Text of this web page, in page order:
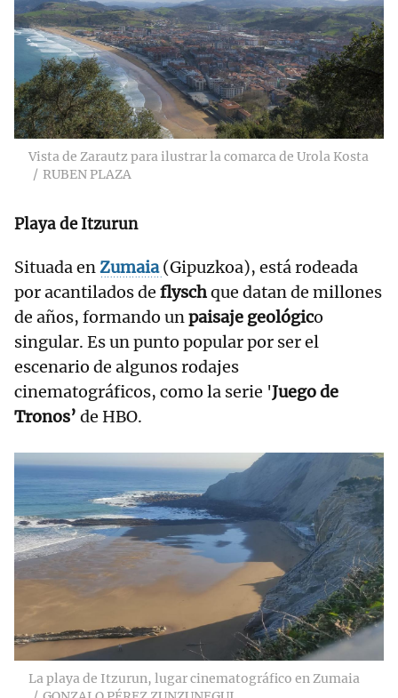
Vista de Zarautz para ilustrar la comarca de Urola Kosta
RUBEN PLAZA
Playa de Itzurun
Situada enZumaia(Gipuzkoa), está rodeada
por acantilados de flyschque datan de millones
de años, formando unpaisaje geológico
singular. Es un punto popular por ser el
escenario de algunos rodajes
cinematográficos, como la serie 'Juego de
Tronos’ de HBO.
La playa de Itzurun, lugar cinematográfico en Zumaia